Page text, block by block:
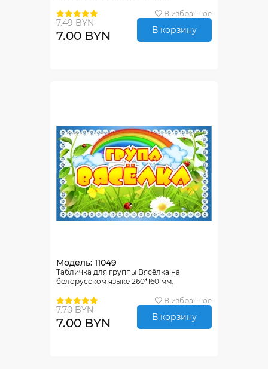
В избранное
7.49 BYN
7.00 BYN В корзину
Модель: 11049
Табличка для группы Вясёлка на
белорусском языке 260*160 мм.
В избранное
7.70 BYN
7.00 BYN В корзину